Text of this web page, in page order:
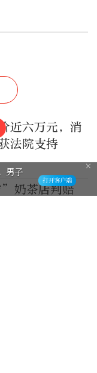
近六万元，消
法院支持
奶茶店判赔
男子